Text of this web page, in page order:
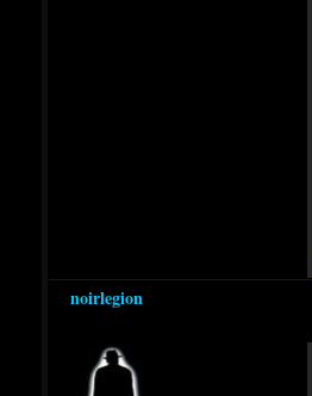
noirlegion